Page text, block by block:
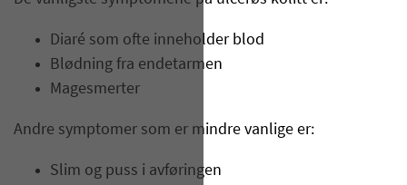
Diaré som ofte inneholder blod
Blødning fra endetarmen
Magesmerter
Andre symptomer som er mindre vanlige er:
Slim og puss i avføringen